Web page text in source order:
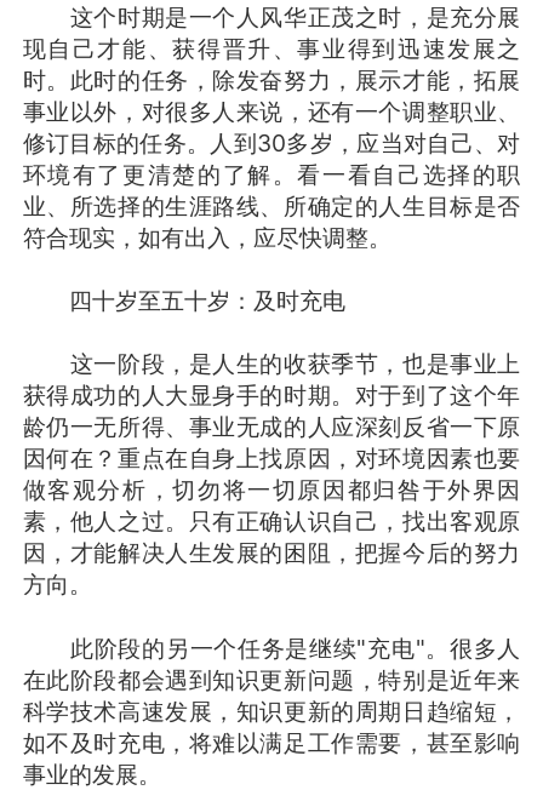
这个时期是一个人风华正茂之时，是充分展
现自己才能、获得晋升、事业得到迅速发展之
时。此时的任务，除发奋努力，展示才能，拓展
事业以外，对很多人来说，还有一个调整职业、
修订目标的任务。人到30多岁，应当对自己、对
环境有了更清楚的了解。看一看自己选择的职
业、所选择的生涯路线、所确定的人生目标是否
符合现实，如有出入，应尽快调整。
四十岁至五十岁：及时充电
这一阶段，是人生的收获季节，也是事业上
获得成功的人大显身手的时期。对于到了这个年
龄仍一无所得、事业无成的人应深刻反省一下原
因何在？重点在自身上找原因，对环境因素也要
做客观分析，切勿将一切原因都归咎于外界因
素，他人之过。只有正确认识自己，找出客观原
因，才能解决人生发展的困阻，把握今后的努力
方向。
此阶段的另一个任务是继续"充电"。很多人
在此阶段都会遇到知识更新问题，特别是近年来
科学技术高速发展，知识更新的周期日趋缩短，
如不及时充电，将难以满足工作需要，甚至影响
事业的发展。